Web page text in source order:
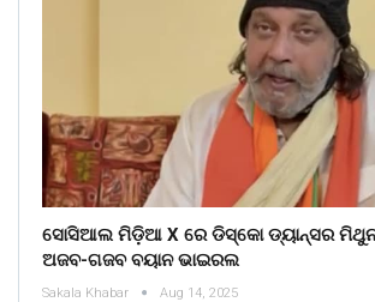
ସୋସିଆଲ ମିଡ଼ିଆ X ରେ ଡିସ୍କୋ ଡ୍ୟାନ୍ସର ମିଥୁନ
ଅଜବ-ଗଜବ ବୟାନ ଭାଇରଲ
Sakala Khabar Aug 14, 2025